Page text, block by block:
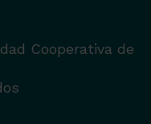
Cooperativa de